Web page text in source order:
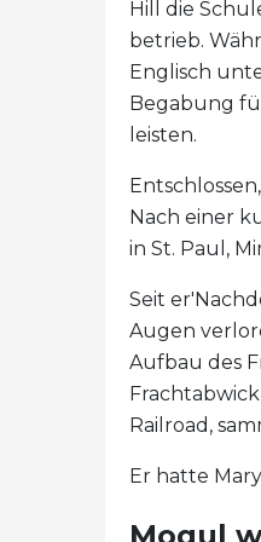
Hill die
betrieb.
Englisch
Begabung
leisten.
Nach einer
in St. Paul,
Seit
Augen
Aufbau des
Railroad,
Er hatte